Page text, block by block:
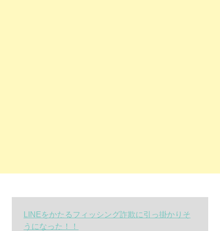
LINEをかたるフィッシング詐欺に引っ掛かりそ
うになった！！